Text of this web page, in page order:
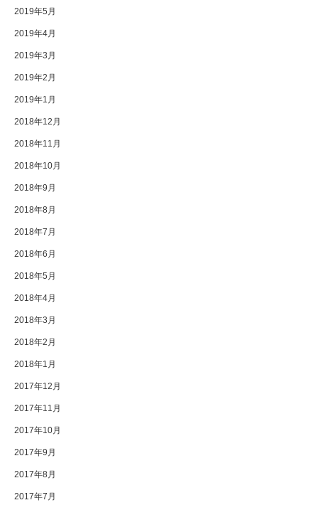
2019年5月
2019年4月
2019年3月
2019年2月
2019年1月
2018年12月
2018年11月
2018年10月
2018年9月
2018年8月
2018年7月
2018年6月
2018年5月
2018年4月
2018年3月
2018年2月
2018年1月
2017年12月
2017年11月
2017年10月
2017年9月
2017年8月
2017年7月